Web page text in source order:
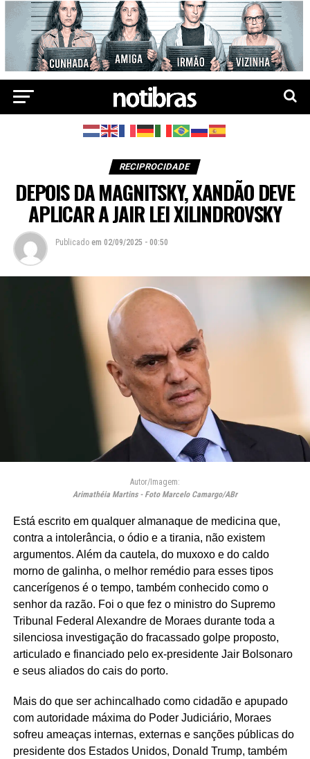
RECIPROCIDADE
DEPOIS DA MAGNITSKY, XANDÃO DEVE
APLICAR A JAIR LEI XILINDROVSKY
Publicado em 02/09/2025 - 00:50
Autor/Imagem:
Arimathéia Martins - Foto Marcelo Camargo/ABr
Está escrito em qualquer almanaque de medicina que,
contra a intolerância, o ódio e a tirania, não existem
argumentos. Além da cautela, do muxoxo e do caldo
morno de galinha, o melhor remédio para esses tipos
cancerígenos é o tempo, também conhecido como o
senhor da razão. Foi o que fez o ministro do Supremo
Tribunal Federal Alexandre de Moraes durante toda a
silenciosa investigação do fracassado golpe proposto,
articulado e financiado pelo ex-presidente Jair Bolsonaro
e seus aliados do cais do porto.
Mais do que ser achincalhado como cidadão e apupado
com autoridade máxima do Poder Judiciário, Moraes
sofreu ameaças internas, externas e sanções públicas do
presidente dos Estados Unidos, Donald Trump, também